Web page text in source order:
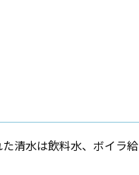
清水は飲料水、ボイラ給